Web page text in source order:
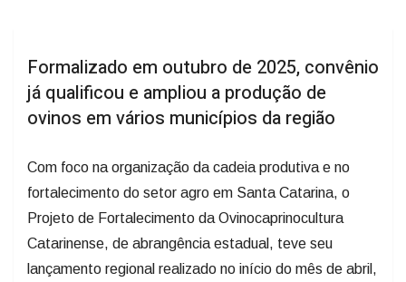
já qualificou e ampliou a produção de
ovinos em vários municípios da região
fortalecimento do setor agro em Santa Catarina, o
Projeto de Fortalecimento da Ovinocaprinocultura
Catarinense, de abrangência estadual, teve seu
lançamento regional realizado no início do mês de abril,
em Lages.